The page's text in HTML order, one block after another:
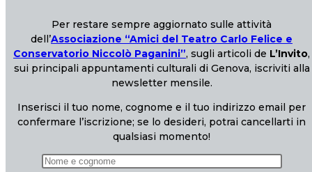
Per restare sempre aggiornato sulle attività
dell’Associazione “Amici del Teatro Carlo Felice e
Conservatorio Niccolò Paganini”, sugli articoli de L’Invito,
sui principali appuntamenti culturali di Genova, iscriviti alla
newsletter mensile.
Inserisci il tuo nome, cognome e il tuo indirizzo email per
confermare l’iscrizione; se lo desideri, potrai cancellarti in
qualsiasi momento!